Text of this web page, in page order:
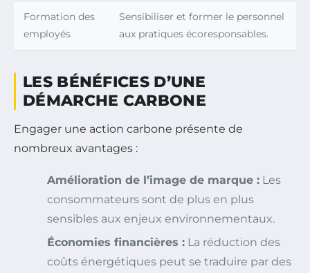
Formation des
employés
Sensibiliser et former le personnel
aux pratiques écoresponsables.
LES BÉNÉFICES D’UNE
DÉMARCHE CARBONE
Engager une action carbone présente de
nombreux avantages :
Amélioration de l’image de marque : Les
consommateurs sont de plus en plus
sensibles aux enjeux environnementaux.
Économies financières : La réduction des
coûts énergétiques peut se traduire par des